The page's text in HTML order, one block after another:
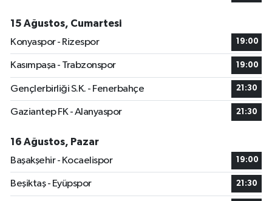
15 Ağustos, Cumartesi
Konyaspor - Rizespor
19:00
Kasımpaşa - Trabzonspor 19:00
Gençlerbirliği S.K. - Fenerbahçe 21:30
Gaziantep FK - Alanyaspor 21:30
16 Ağustos, Pazar
Başakşehir - Kocaelispor
19:00
Beşiktaş - Eyüpspor 21:30